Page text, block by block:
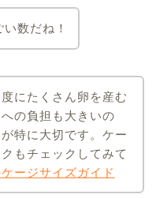
数だね！
にたくさん卵を産む
の負担も大きいの
特に大切です。ケー
もチェックしてみて
ージサイズガイド